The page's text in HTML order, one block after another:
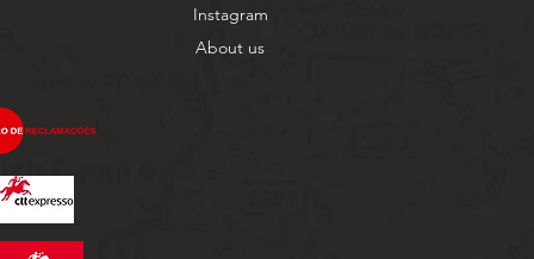
Instagram
About us